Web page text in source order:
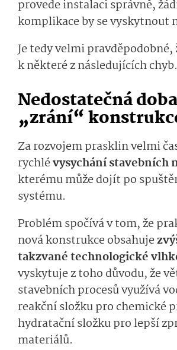
provede instalaci správně,
komplikace by se vyskytnout
Je tedy velmi pravděpodobné,
k některé z následujících chyb.
Nedostatečná doba
„zrání“
Za rozvojem prasklin velmi
rychlévysychání stavebních
kterému může dojít po
systému.
Problém spočívá v tom, že
nová konstrukce obsahuje
takzvané technologické
vyskytuje z toho důvodu, že
stavebních procesů využívá
reakční složku pro chemické
hydratační složku pro lepší
materiálů.